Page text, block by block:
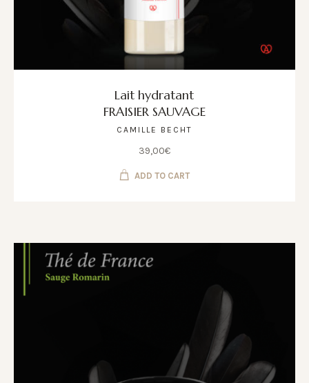
Lait hydratant
FRAISIER SAUVAGE
CAMILLE BECHT
39,00€
ADD TO CART